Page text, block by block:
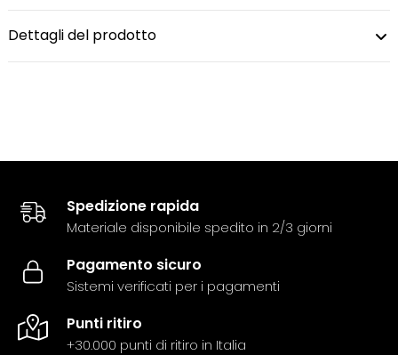
Dettagli del prodotto
Spedizione rapida
Materiale disponibile spedito in 2/3 giorni
Pagamento sicuro
Sistemi verificati per i pagamenti
Punti ritiro
+30.000 punti di ritiro in Italia